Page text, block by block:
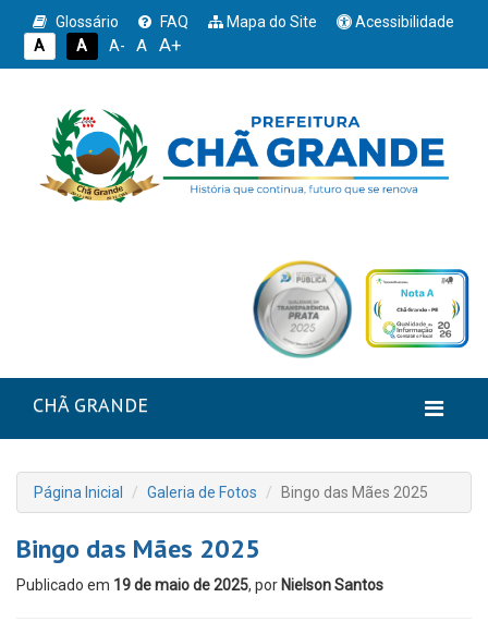
Glossário FAQ Mapa do Site
Acessibilidade
A
A A- A A+
CHÃ GRANDE
Página Inicial Galeria de Fotos Bingo das Mães 2025
Bingo das Mães 2025
Publicado em 19 de maio de 2025, por Nielson Santos